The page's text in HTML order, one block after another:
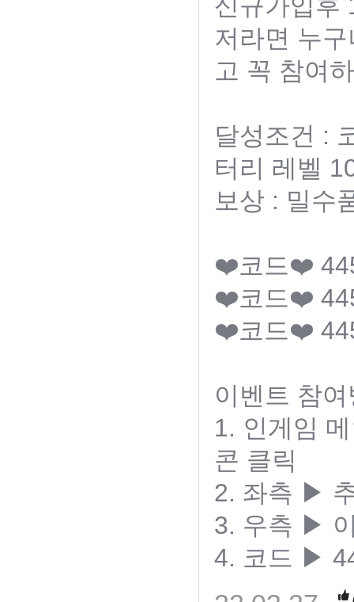
저라면 누
고 꼭 참여
달성조건 :
터리 레벨
보상 : 밀수
❤️코드❤️
❤️코드❤️
❤️코드❤️
이벤트 참
1. 인게임
콘 클릭
2. 좌측 ▶
3. 우측 ▶
4. 코드 ▶